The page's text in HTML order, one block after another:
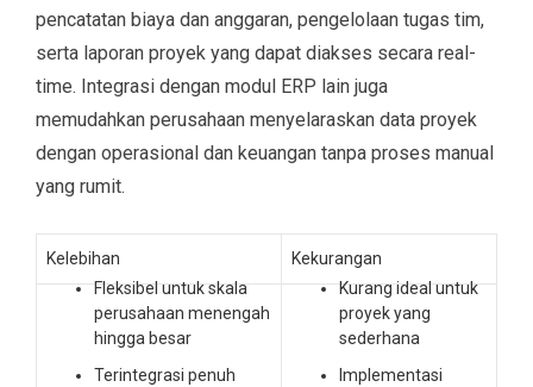
pencatatan biaya dan anggaran, pengelolaan tugas tim,
serta laporan proyek yang dapat diakses secara real-
time. Integrasi dengan modul ERP lain juga
memudahkan perusahaan menyelaraskan data proyek
dengan operasional dan keuangan tanpa proses manual
yang rumit.
Kelebihan
Kekurangan
Fleksibel untuk skala
perusahaan menengah
hingga besar
Terintegrasi penuh
Kurang ideal untuk
proyek yang
sederhana
Implementasi